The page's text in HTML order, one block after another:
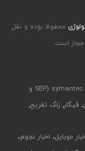
محفوظ بوده و نقل
مجاز است.
لایسنس symantec ses (SEP و
, فیگار, زنگ تفریح,
موبایل، اخبار نجوم،